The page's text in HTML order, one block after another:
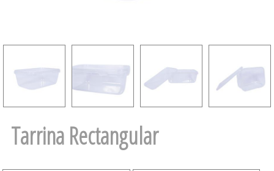
Tarrina Rectangular